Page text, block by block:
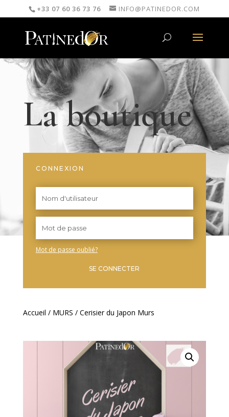
+33 07 60 36 73 76 INFO@PATINEDOR.COM
La boutique
CONNEXION
Mot de passe oublié?
SE CONNECTER
Accueil / MURS / Cerisier du Japon Murs